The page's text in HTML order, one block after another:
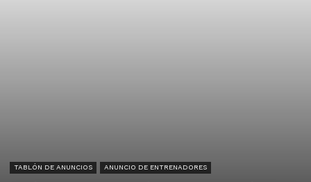
TABLÓN DE ANUNCIOS ANUNCIO DE ENTRENADORES